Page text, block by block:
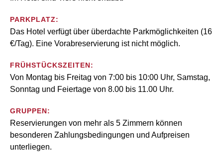
PARKPLATZ:
Das Hotel verfügt über überdachte Parkmöglichkeiten (16
€/Tag). Eine Vorabreservierung ist nicht möglich.
FRÜHSTÜCKSZEITEN:
Von Montag bis Freitag von 7:00 bis 10:00 Uhr, Samstag,
Sonntag und Feiertage von 8.00 bis 11.00 Uhr.
GRUPPEN:
Reservierungen von mehr als 5 Zimmern können
besonderen Zahlungsbedingungen und Aufpreisen
unterliegen.